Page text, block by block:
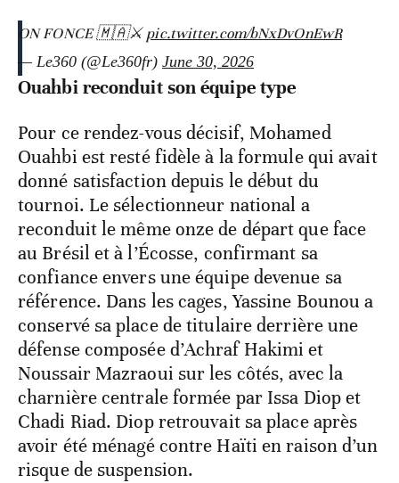
ON FONCE 🇲🇦⚔️pic.twitter.com/bNxDvOnEwR
— Le360 (@Le360fr) June 30, 2026
Ouahbi reconduit son équipe type
Pour ce rendez-vous décisif, Mohamed
Ouahbi est resté fidèle à la formule qui avait
donné satisfaction depuis le début du
tournoi. Le sélectionneur national a
reconduit le même onze de départ que face
au Brésil et à l’Écosse, confirmant sa
confiance envers une équipe devenue sa
référence. Dans les cages, Yassine Bounou a
conservé sa place de titulaire derrière une
défense composée d’Achraf Hakimi et
Noussair Mazraoui sur les côtés, avec la
charnière centrale formée par Issa Diop et
Chadi Riad. Diop retrouvait sa place après
avoir été ménagé contre Haïti en raison d’un
risque de suspension.